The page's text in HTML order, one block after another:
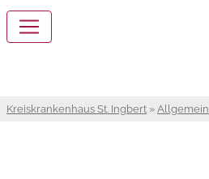
Kreiskrankenhaus St. Ingbert » Allgemein